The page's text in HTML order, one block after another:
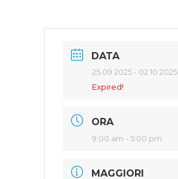
DATA
25 09 2025 - 02 10 2025
Expired!
ORA
9:00 am - 5:00 pm
MAGGIORI